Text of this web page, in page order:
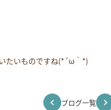
たいものですね(*´ω｀*)
ブログ一覧